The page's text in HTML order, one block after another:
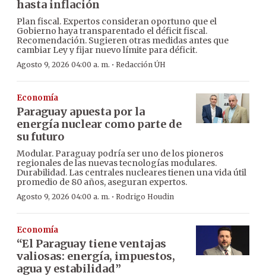
hasta inflación
Plan fiscal. Expertos consideran oportuno que el
Gobierno haya transparentado el déficit fiscal.
Recomendación. Sugieren otras medidas antes que
cambiar Ley y fijar nuevo límite para déficit.
Agosto 9, 2026 04:00 a. m. · Redacción ÚH
Economía
Paraguay apuesta por la
energía nuclear como parte de
su futuro
Modular. Paraguay podría ser uno de los pioneros
regionales de las nuevas tecnologías modulares.
Durabilidad. Las centrales nucleares tienen una vida útil
promedio de 80 años, aseguran expertos.
Agosto 9, 2026 04:00 a. m. · Rodrigo Houdin
Economía
“El Paraguay tiene ventajas
valiosas: energía, impuestos,
agua y estabilidad”